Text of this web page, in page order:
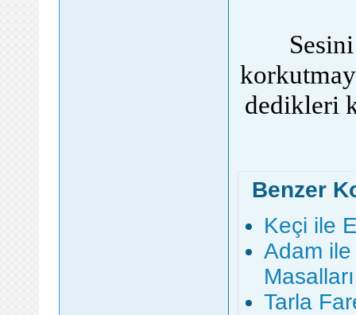
dedikleri
Benzer
Keçi ile
Adam ile
Masalları
Tarla